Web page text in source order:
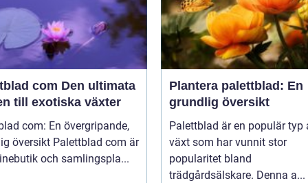
Den ultimata
till exotiska växter
com: En övergripande,
Palettblad com är
och samlingspla...
Plantera palettblad: En
grundlig översikt
Palettblad är en populär typ
växt som har vunnit stor
popularitet bland
trädgårdsälskare. Denna a...